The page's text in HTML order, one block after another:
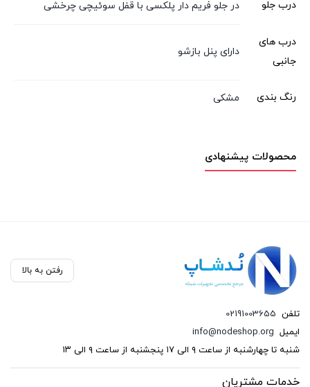
درب جلو در جلو فریم دار پلکسی با قفل سوئیچی چرخشی
درب های
جانبی
دارای پنل بازشو
رنگ بندی مشکی
محصولات پیشنهادی
رفتن به بالا
تلفن 02191003655
ایمیل info@nodeshop.org
شنبه تا چهارشنبه از ساعت ۹ الی ۱۷ پنجشنبه از ساعت ۹ الی ۱۳
خدمات مشتریان